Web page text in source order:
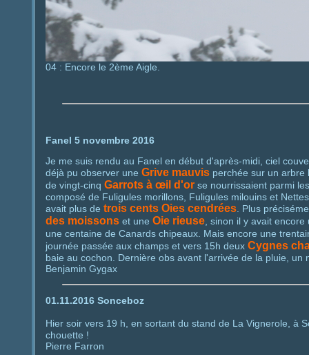
04 : Encore le 2ème Aigle.
Fanel 5 novembre 2016
Je me suis rendu au Fanel en début d'après-midi, ciel
déjà pu observer une Grive mauvisperchée sur un arbre
de vingt-cinq Garrots à œil d'orse nourrissaient parmi
composé de Fuligules morillons, Fuligules milouins et
avait plus de trois cents Oies cendrées. Plus
des moissonset une Oie rieuse, sinon il y avait encore
une centaine de Canards chipeaux. Mais encore une
journée passée aux champs et vers 15h deux Cygnes
baie au cochon. Dernière obs avant l'arrivée de la pluie, un
Benjamin Gygax
01.11.2016 Sonceboz
Hier soir vers 19 h, en sortant du stand de La Vignerole, à
chouette !
Pierre Farron